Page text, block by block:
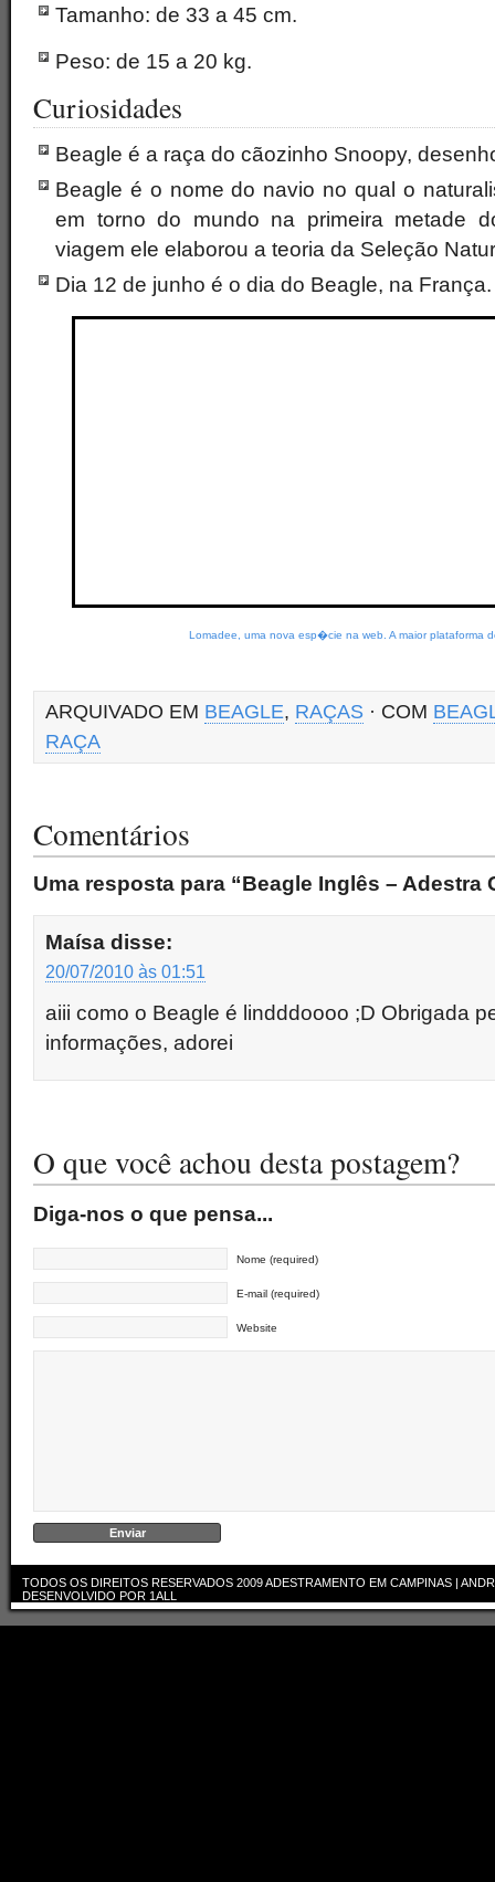
Tamanho: de 33 a 45 cm.
Peso: de 15 a 20 kg.
Curiosidades
Beagle é a raça do cãozinho Snoopy,
Beagle é o nome do navio no qual o
em torno do mundo na primeira metade
viagem ele elaborou a teoria da Seleção
Dia 12 de junho é o dia do Beagle, na França.
Lomadee, uma nova esp�cie na web. A maior plataforma
ARQUIVADO EM BEAGLE, RAÇAS · COM
RAÇA
Comentários
Uma resposta para “Beagle Inglês – Adestra
Maísa disse:
20/07/2010 às 01:51
aiii como o Beagle é lindddoooo ;D Obrigada
informações, adorei
O que você achou desta postagem?
Diga-nos o que pensa...
Nome (required)
E-mail (required)
Website
TODOS OS DIREITOS RESERVADOS 2009ADESTRAMENTO EM CAMPINAS |
DESENVOLVIDO POR 1ALL